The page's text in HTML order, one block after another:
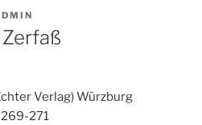
Verlag) Würzburg
269-271